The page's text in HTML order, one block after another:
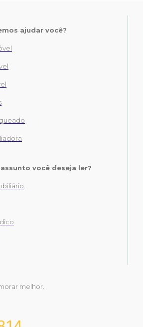
ajudar você?
você deseja ler?
melhor.